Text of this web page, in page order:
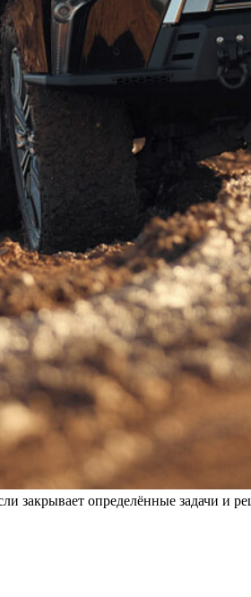
закрывает определённые задачи и